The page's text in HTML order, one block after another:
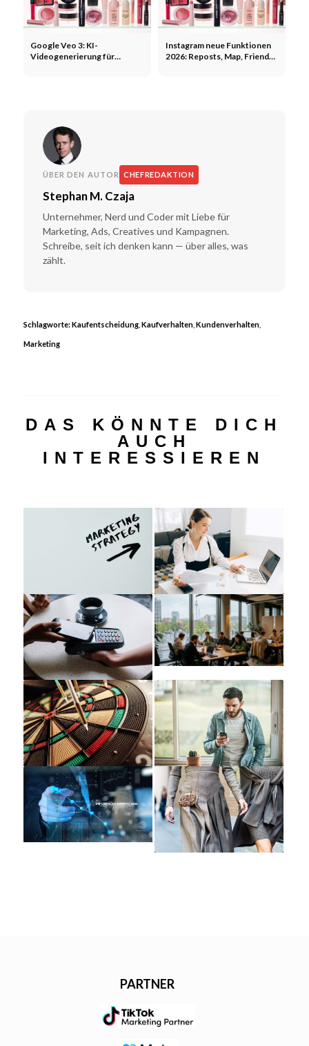
Google Veo 3: KI-
Videogenerierung für
Instagram neue Funktionen
2026: Reposts, Map, Friends-
ÜBER DEN AUTOR CHEFREDAKTION
Stephan M. Czaja
Unternehmer, Nerd und Coder mit Liebe für
Marketing, Ads, Creatives und Kampagnen.
Schreibe, seit ich denken kann — über alles, was
zählt.
Schlagworte:Kaufentscheidung, Kaufverhalten, Kundenverhalten,
Marketing
DAS KÖNNTE DICH
AUCH
INTERESSIEREN
PARTNER